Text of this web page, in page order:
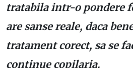
tratabila intr-o pondere
are sanse reale, daca
tratament corect, sa se
continue copilaria.